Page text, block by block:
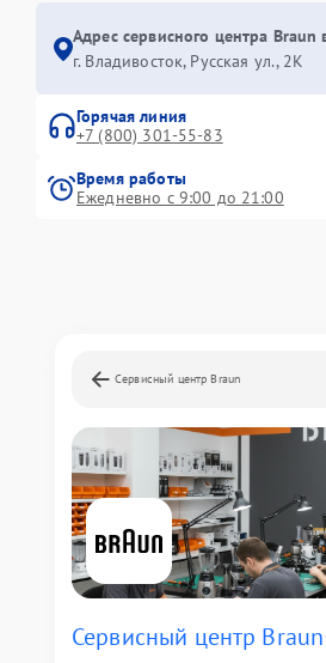
Адрес сервисного центра Braun
г. Владивосток, Русская ул., 2К
Горячая линия
+7 (800) 301-55-83
Время работы
Ежедневно с 9:00 до 21:00
Сервисный центр Braun
Сервисный центр Braun